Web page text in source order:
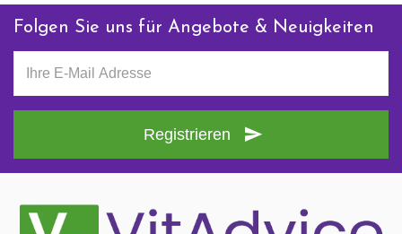
Folgen Sie uns für Angebote & Neuigkeiten
Registrieren